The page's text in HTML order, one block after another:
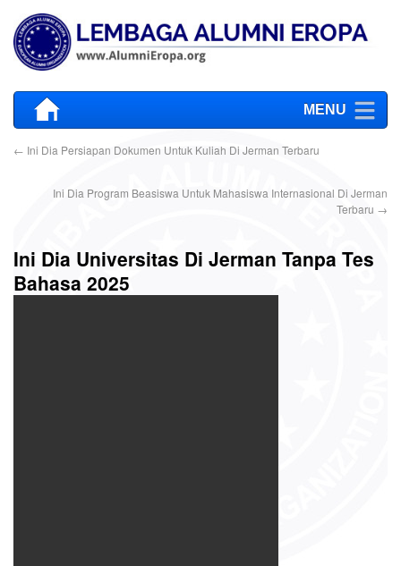
MENU
← Ini Dia Persiapan Dokumen Untuk Kuliah Di Jerman Terbaru
Ini Dia Program Beasiswa Untuk Mahasiswa Internasional Di Jerman
Terbaru →
Ini Dia Universitas Di Jerman Tanpa Tes
Bahasa 2025